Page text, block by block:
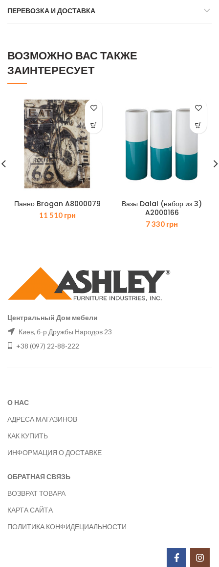
ПЕРЕВОЗКА И ДОСТАВКА
ВОЗМОЖНО ВАС ТАКЖЕ
ЗАИНТЕРЕСУЕТ
Панно Brogan A8000079
11 510 грн
Вазы Dalal (набор из 3)
A2000166
7 330 грн
Центральный Дом мебели
Киев, б-р Дружбы Народов 23
+38 (097) 22-88-222
О НАС
АДРЕСА МАГАЗИНОВ
КАК КУПИТЬ
ИНФОРМАЦИЯ О ДОСТАВКЕ
ОБРАТНАЯ СВЯЗЬ
ВОЗВРАТ ТОВАРА
КАРТА САЙТА
ПОЛИТИКА КОНФИДЕЦИАЛЬНОСТИ